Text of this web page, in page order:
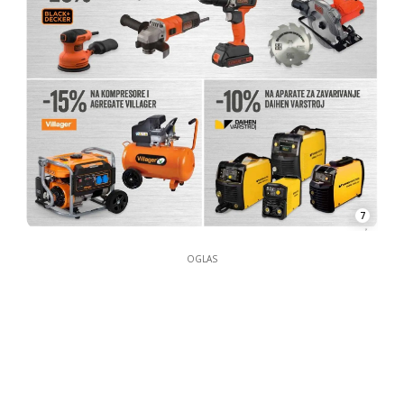
7
OGLAS